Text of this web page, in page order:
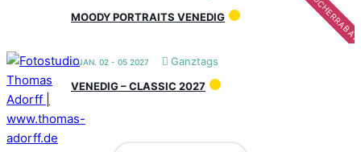
MOODY PORTRAITS VENEDIG
JAN. 02 - 05 2027
Ganztags
VENEDIG – CLASSIC 2027